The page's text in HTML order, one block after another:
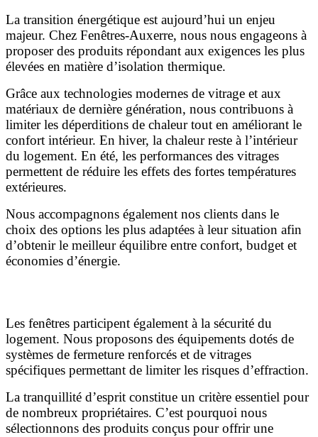
La transition énergétique est aujourd’hui un enjeu
majeur. Chez Fenêtres-Auxerre, nous nous engageons à
proposer des produits répondant aux exigences les plus
élevées en matière d’isolation thermique.
Grâce aux technologies modernes de vitrage et aux
matériaux de dernière génération, nous contribuons à
limiter les déperditions de chaleur tout en améliorant le
confort intérieur. En hiver, la chaleur reste à l’intérieur
du logement. En été, les performances des vitrages
permettent de réduire les effets des fortes températures
extérieures.
Nous accompagnons également nos clients dans le
choix des options les plus adaptées à leur situation afin
d’obtenir le meilleur équilibre entre confort, budget et
économies d’énergie.
Les fenêtres participent également à la sécurité du
logement. Nous proposons des équipements dotés de
systèmes de fermeture renforcés et de vitrages
spécifiques permettant de limiter les risques d’effraction.
La tranquillité d’esprit constitue un critère essentiel pour
de nombreux propriétaires. C’est pourquoi nous
sélectionnons des produits conçus pour offrir une